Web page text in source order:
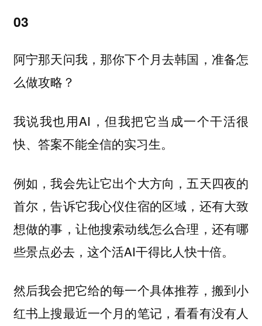
03
阿宁那天问我，那你下个月去韩国，准备怎
么做攻略？
我说我也用AI，但我把它当成一个干活很
快、答案不能全信的实习生。
例如，我会先让它出个大方向，五天四夜的
首尔，告诉它我心仪住宿的区域，还有大致
想做的事，让他搜索动线怎么合理，还有哪
些景点必去，这个活AI干得比人快十倍。
然后我会把它给的每一个具体推荐，搬到小
红书上搜最近一个月的笔记，看看有没有人